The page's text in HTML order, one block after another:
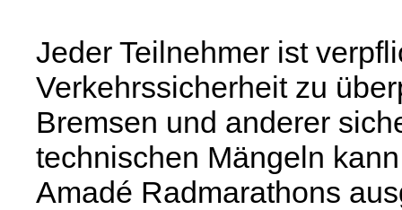
Jeder Teilnehmer ist
Verkehrssicherheit zu
Bremsen und anderer
technischen Mängeln
Amadé Radmarathons